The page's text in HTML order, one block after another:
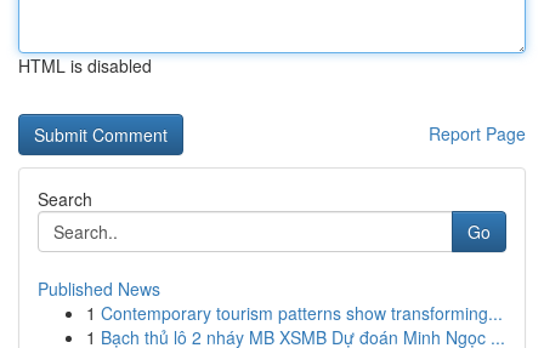
HTML is disabled
Report Page
Search
Go
Published News
1 Contemporary tourism patterns show transforming...
1 Bạch thủ lô 2 nháy MB XSMB Dự đoán Minh Ngọc ...